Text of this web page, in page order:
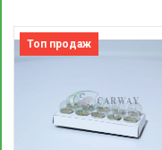
Топ продаж